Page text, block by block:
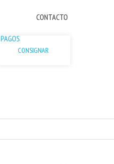
PAGOS
CONTACTO
CONSIGNAR